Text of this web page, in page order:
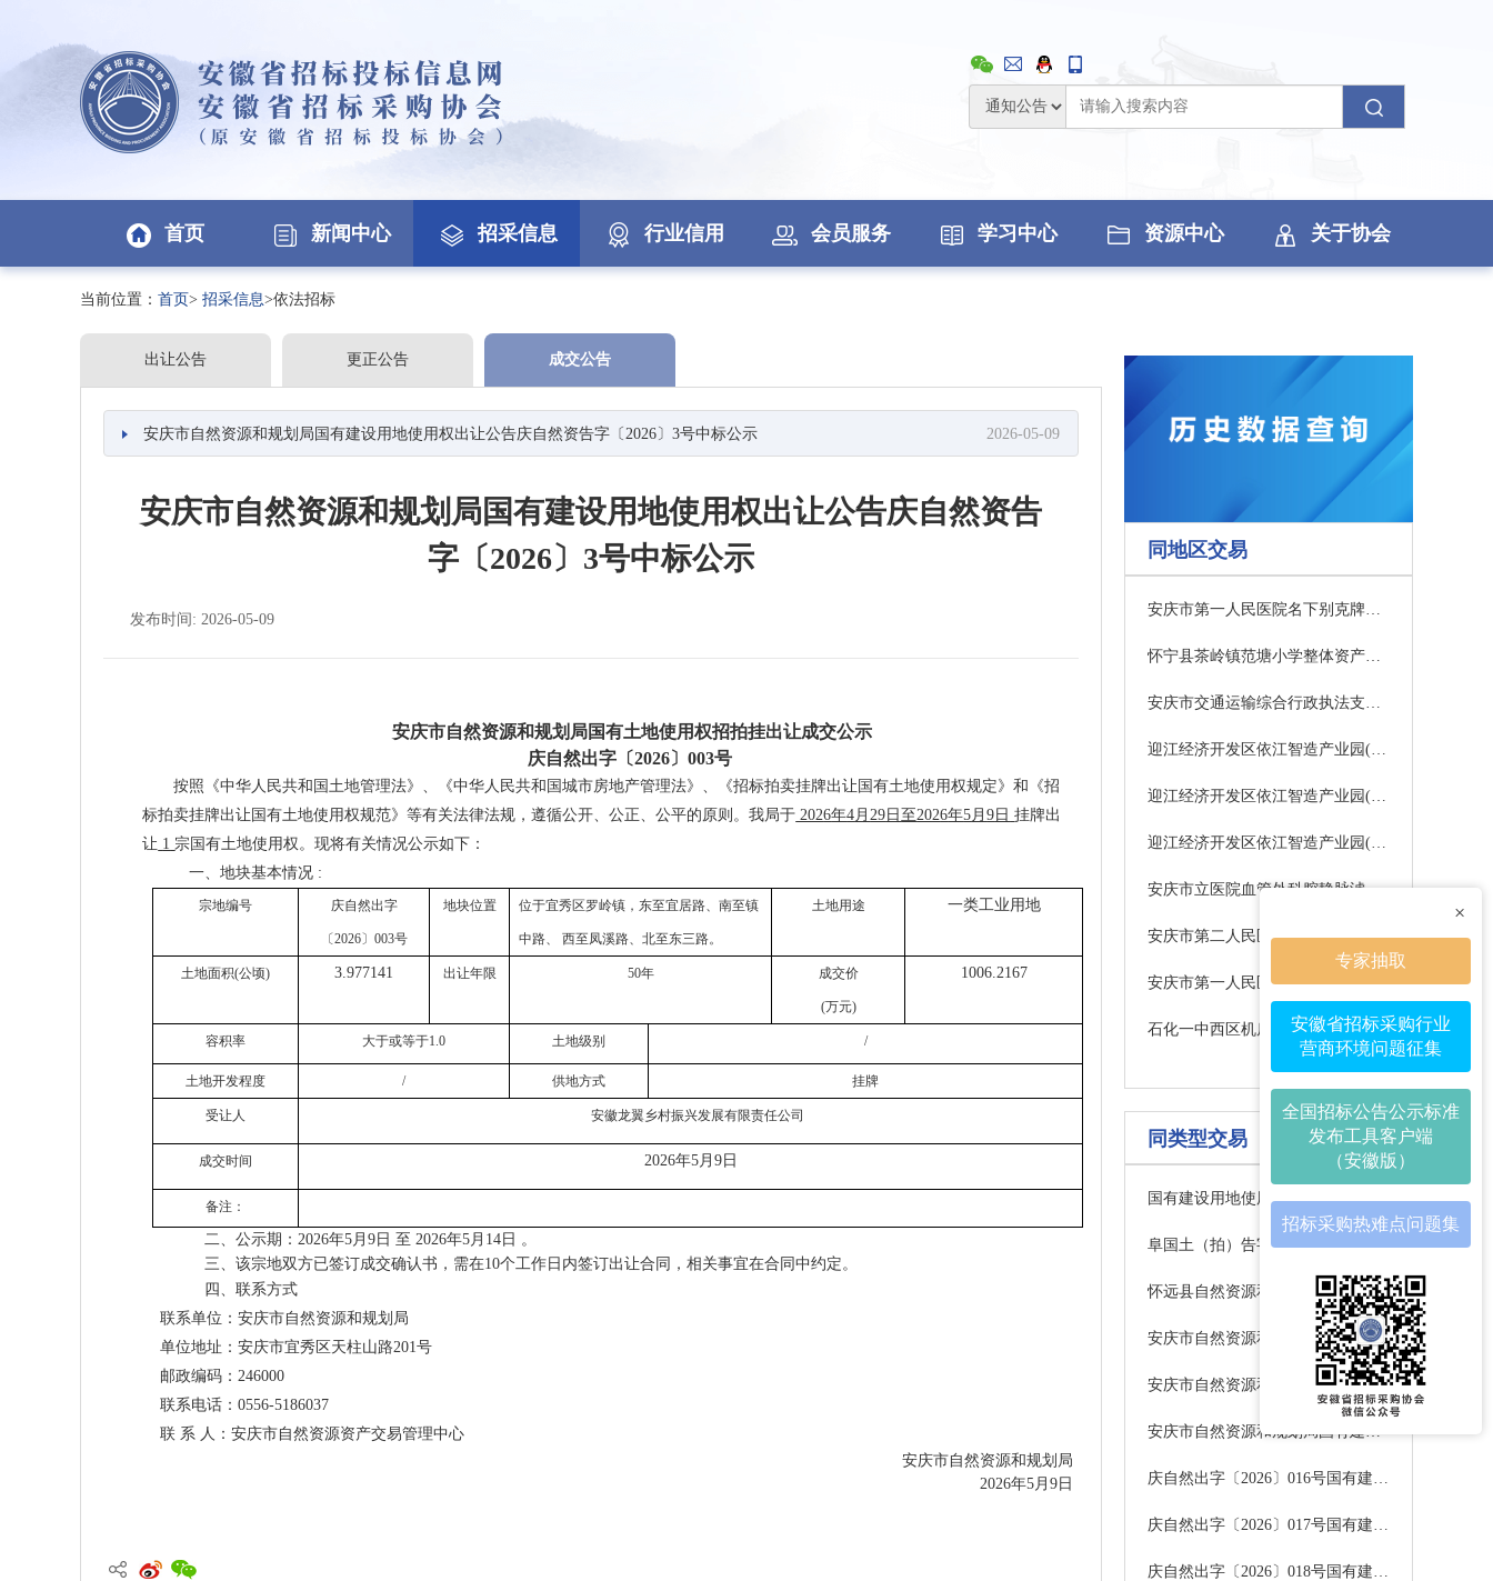
×
专家抽取
安徽省招标采购行业
营商环境问题征集
全国招标公告公示标准
发布工具客户端
（安徽版）
招标采购热难点问题集
首页 新闻中心 招采信息 行业信用 会员服务 学习中心 资源中心 关于协会
当前位置： 首页> 招采信息>依法招标
出让公告 更正公告 成交公告
安庆市自然资源和规划局国有建设用地使用权出让公告庆自然资告字〔2026〕3号中标公示 2026-05-09
安庆市自然资源和规划局国有建设用地使用权出让公告庆自然资告
字〔2026〕3号中标公示
发布时间: 2026-05-09
安庆市自然资源和规划局国有土地使用权招拍挂出让成交公示
庆自然出字〔2026〕003号
按照《中华人民共和国土地管理法》、《中华人民共和国城市房地产管理法》、《招标拍卖挂牌出让国有土地使用权规定》和《招
标拍卖挂牌出让国有土地使用权规范》等有关法律法规，遵循公开、公正、公平的原则。我局于 2026年4月29 日 至2026年5月9 日 挂牌出
让 1 宗国有土地使用权。现将有关情况公示如下：
一、地块基本情况 :
宗地编号 庆自然出字
〔2026〕003号
地块位置 位于宜秀区罗岭镇，东至宜居路、南至镇
中路、 西至凤溪路、北至东三路。
土地用途 一类工业用地
土地面积(公顷) 3.977141 出让年限 50年 成交价
(万元)
1006.2167
容积率 大于或等于1.0 土地级别 /
土地开发程度 / 供地方式 挂牌
受让人 安徽龙翼乡村振兴发展有限责任公司
成交时间 2026年5月9日
备注：
二、公示期：2026年5月9 日 至 2026年5月 14 日 。
三、该宗地双方已签订成交确认书，需在10个工作日内签订出让合同，相关事宜在合同中约定。
四、联系方式
联系单位：安庆市自然资源和规划局
单位地址：安庆市宜秀区天柱山路201号
邮政编码：246000
联系电话：0556-5186037
联 系 人：安庆市自然资源资产交易管理中心
安庆市自然资源和规划局
2026年5月9日
同地区交易
安庆市第一人民医院名下别克牌小型普通客车拍卖项目（三次）交易公告
怀宁县茶岭镇范塘小学整体资产（不动产）租赁权拍卖项目交易公告
安庆市交通运输综合行政执法支队名下江淮牌小型轿车拍卖项目交易公告
迎江经济开发区依江智造产业园(原东坤康体厂区内)8#倒班楼2层房产拍租（三次）交易公告
迎江经济开发区依江智造产业园(原东坤康体厂区内)8#倒班楼1层房产拍租（三次）交易公告
迎江经济开发区依江智造产业园(原东坤康体厂区内)8#倒班楼3-8层房产拍租（三次）交易公告
安庆市第二人民医院布草洗涤服务外包项目更正公告
安庆市第一人民医院介入与血管外科主动脉支架一批耗材采购项目（三次）中标结果公告
石化一中西区机房改造采购项目成交结果公告
同类型交易
国有建设用地使用权拍卖出让公告（太自然资用〔2026〕47号）
阜国土（拍）告字〔2026〕5号
怀远县自然资源和规划局国有土地使用权挂牌出让公告（怀自然资告字[2026]6号）
安庆市自然资源和规划局国有建设用地使用权出让公告庆自然资告字〔2026〕16号
安庆市自然资源和规划局国有建设用地使用权出让公告庆自然资告字〔2026〕16号
安庆市自然资源和规划局国有建设用地使用权出让公告庆自然资告字〔2026〕16号
庆自然出字〔2026〕016号国有建设用地使用权出让公告（庆自然资告字【2026】13号）中标公示
庆自然出字〔2026〕017号国有建设用地使用权出让公告（庆自然资告字【2026】13号）中标公示
庆自然出字〔2026〕018号国有建设用地使用权出让公告（庆自然资告字【2026】13号）中标公示